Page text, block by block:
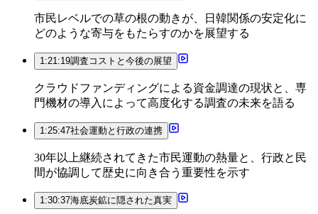
市民レベルでの草の根の動きが、日韓関係の安定化に
どのような寄与をもたらすのかを展望する
1:21:19調査コストと今後の展望
クラウドファンディングによる資金調達の現状と、専
門機材の導入によって高度化する調査の未来を語る
1:25:47社会運動と行政の連携
30年以上継続されてきた市民運動の熱量と、行政と民
間が協調して歴史に向き合う重要性を示す
1:30:37海底炭鉱に隠された真実